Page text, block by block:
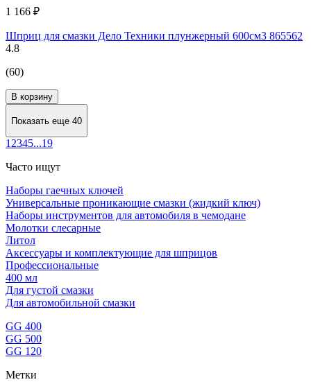
1 166 ₽
Шприц для смазки Дело Техники плунжерный 600см3 865562
4.8
(60)
В корзину
Показать еще 40
1 2345...19
Часто ищут
Наборы гаечных ключей
Универсальные проникающие смазки (жидкий ключ)
Наборы инструментов для автомобиля в чемодане
Молотки слесарные
Литол
Аксессуары и комплектующие для шприцов
Профессиональные
400 мл
Для густой смазки
Для автомобильной смазки
GG 400
GG 500
GG 120
Метки